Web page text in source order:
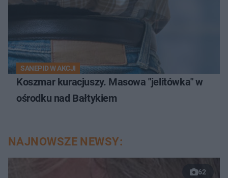
SANEPID W AKCJI
Koszmar kuracjuszy. Masowa "jelitówka" w
ośrodku nad Bałtykiem
NAJNOWSZE NEWSY:
62